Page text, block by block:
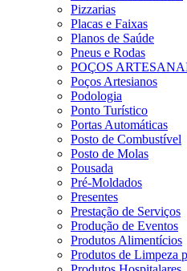
Pizzarias
Placas e Faixas
Planos de Saúde
Pneus e Rodas
POÇOS
Poços Artesianos
Podologia
Ponto Turístico
Portas Automáticas
Posto de Combustível
Posto de Molas
Pousada
Pré-Moldados
Presentes
Prestação de Serviços
Produção de Eventos
Produtos Alimentícios
Produtos de Limpeza